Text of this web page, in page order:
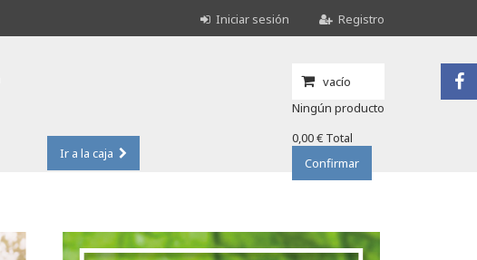
Iniciar sesión Registro
vacío
Ningún producto
0,00 € Total
Confirmar
Ir a la caja